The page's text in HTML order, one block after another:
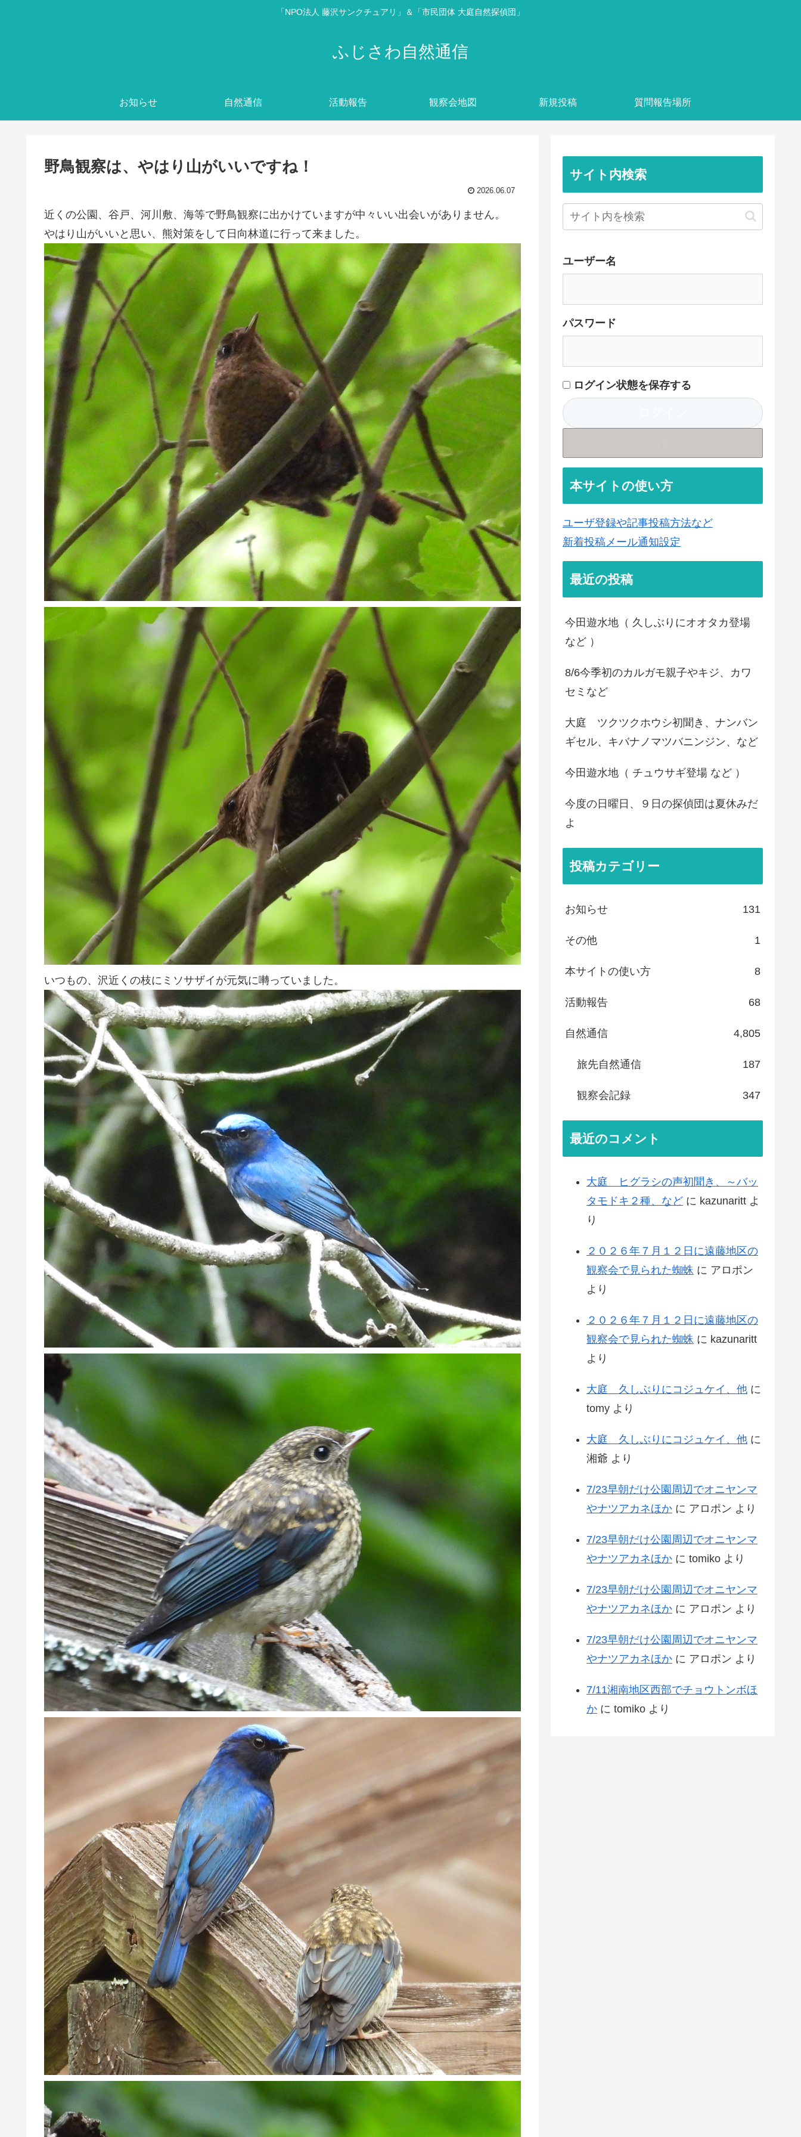
「NPO法人 藤沢サンクチュアリ」＆「市民団体 大庭自然探偵団」
ふじさわ自然通信
お知らせ 自然通信 活動報告 観察会地図 新規投稿 質問報告場所
野鳥観察は、やはり山がいいですね！
2026.06.07
近くの公園、谷戸、河川敷、海等で野鳥観察に出かけていますが中々いい出会いがありません。
やはり山がいいと思い、熊対策をして日向林道に行って来ました。
いつもの、沢近くの枝にミソサザイが元気に囀っていました。
サイト内検索
ユーザー名
パスワード
ログイン状態を保存する
本サイトの使い方
ユーザ登録や記事投稿方法など
新着投稿メール通知設定
最近の投稿
今田遊水地（ 久しぶりにオオタカ登場
など ）
8/6今季初のカルガモ親子やキジ、カワ
セミなど
大庭 ツクツクホウシ初聞き、ナンバン
ギセル、キバナノマツバニンジン、など
今田遊水地（ チュウサギ登場 など ）
今度の日曜日、９日の探偵団は夏休みだ
よ
投稿カテゴリー
お知らせ 131
その他 1
本サイトの使い方 8
活動報告 68
自然通信 4,805
旅先自然通信 187
観察会記録 347
最近のコメント
大庭 ヒグラシの声初聞き、～バッ
タモドキ２種、など に kazunaritt よ
り
２０２６年７月１２日に遠藤地区の
観察会で見られた蜘蛛 に アロポン
より
２０２６年７月１２日に遠藤地区の
観察会で見られた蜘蛛 に kazunaritt
より
大庭 久しぶりにコジュケイ、他 に
tomy より
大庭 久しぶりにコジュケイ、他 に
湘爺 より
7/23早朝だけ公園周辺でオニヤンマ
やナツアカネほか に アロポン より
7/23早朝だけ公園周辺でオニヤンマ
やナツアカネほか に tomiko より
7/23早朝だけ公園周辺でオニヤンマ
やナツアカネほか に アロポン より
7/23早朝だけ公園周辺でオニヤンマ
やナツアカネほか に アロポン より
7/11湘南地区西部でチョウトンボほ
か に tomiko より